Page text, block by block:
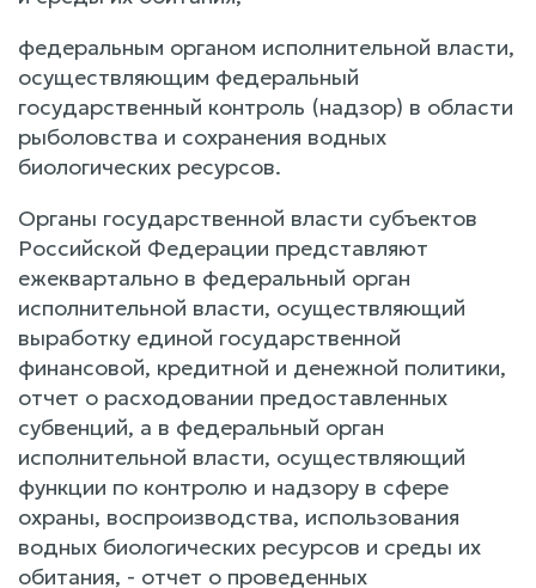
федеральным органом исполнительной власти,
осуществляющим федеральный
государственный контроль (надзор) в области
рыболовства и сохранения водных
биологических ресурсов.
Органы государственной власти субъектов
Российской Федерации представляют
ежеквартально в федеральный орган
исполнительной власти, осуществляющий
выработку единой государственной
финансовой, кредитной и денежной политики,
отчет о расходовании предоставленных
субвенций, а в федеральный орган
исполнительной власти, осуществляющий
функции по контролю и надзору в сфере
охраны, воспроизводства, использования
водных биологических ресурсов и среды их
обитания, - отчет о проведенных